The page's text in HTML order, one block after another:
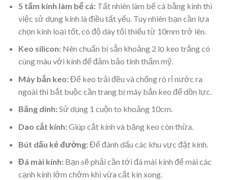
5 tấm kính làm bể cá:Tất nhiên làm bể cá bằng kính thì
việc sử dụng kính là điều tất yếu. Tuy nhiên bạn cần lựa
chọn kính loại tốt, có độ dày tối thiểu từ 10mm trở lên.
Keo silicon:Nên chuẩn bị sẵn khoảng 2 lọ keo trắng có
cùng màu với kính để đảm bảo tính thẩm mỹ.
Máy bắn keo:Để keo trải đều và chống rò rỉ nước ra
ngoài thì bắt buộc cần trang bị máy bắn keo để dồn lực.
Băng dính:Sử dụng 1 cuộn to khoảng 10cm.
Dao cắt kính:Giúp cắt kính và băng keo còn thừa.
Bút dấu kẻ đường:Để đánh dấu các khu vực đặt kính.
Đá mài kính:Bạn sẽ phải cần tới đá mài kính để mài các
cạnh kính lởm chởm khi vừa cắt kín xong.